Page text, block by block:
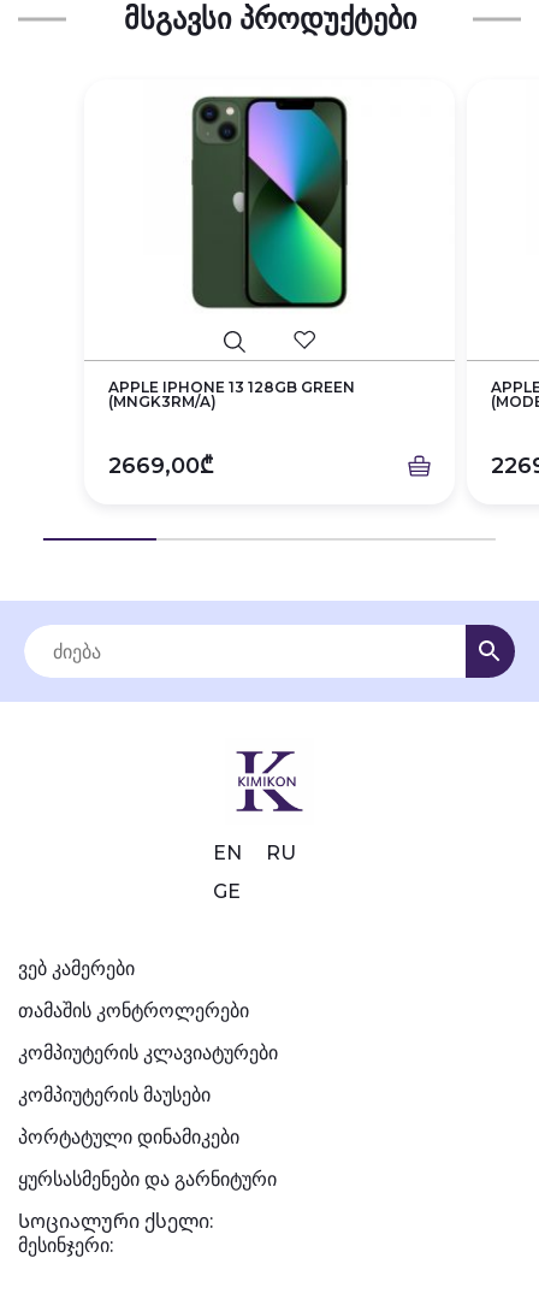
ᲛᲡᲒᲐᲕᲡᲘ ᲞᲠᲝᲓᲣᲥᲢᲔᲑᲘ
APPLE IPHONE 13 128GB GREEN
(MNGK3RM/A)
2669,00₾
ვებ კამერები
თამაშის კონტროლერები
კომპიუტერის კლავიატურები
კომპიუტერის მაუსები
EN
RU
GE
პორტატული დინამიკები
ყურსასმენები და გარნიტური
Სოციალური ქსელი:
მესინჯერი: